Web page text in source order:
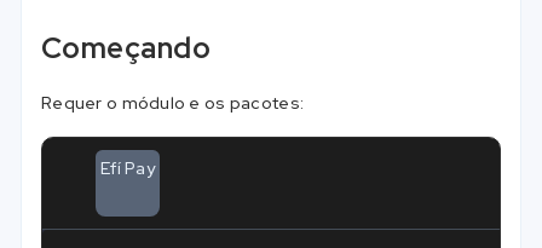
Começando
Requer o módulo e os pacotes:
Efí Pay